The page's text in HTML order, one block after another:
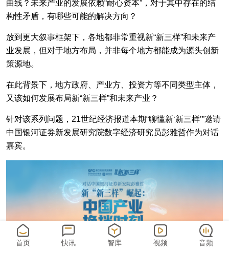
曲线？未来产业的发展依赖“耐心资本”，对于其中存在的结
构性矛盾，有哪些可能的解决方向？
放到更大叙事框架下，各地都非常重视新“新三样”和未来产
业发展，但对于地方布局，并非每个地方都能成为源头创新
策源地。
在此背景下，地方政府、产业方、投资方等不同类型主体，
又该如何发展布局新“新三样”和未来产业？
针对该系列问题，21世纪经济报道本期“聊懂新‘新三样’”邀请
中国银河证券新发展研究院数字经济研究员彭雅哲作为对话
嘉宾。
首页 快讯 智库 视频 音频